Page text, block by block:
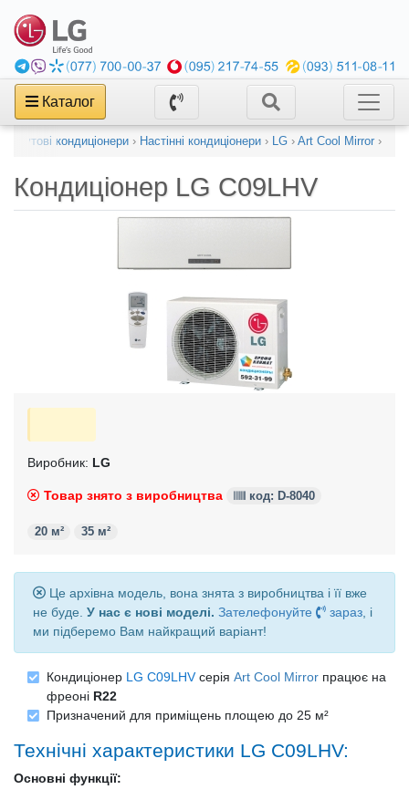
Каталог
Побутові кондиціонери › Настінні кондиціонери › LG › Art Cool Mirror ›
Кондиціонер LG C09LHV
Виробник: LG
Товар знято з виробництва код: D-8040
20 м² 35 м²
Це архівна модель, вона знята з виробництва і її вже
не буде. У нас є нові моделі. Зателефонуйте зараз , і
ми підберемо Вам найкращий варіант!
Кондиціонер LG C09LHV серія Art Cool Mirror працює на
фреоні R22
Призначений для приміщень площею до 25 м²
Технічні характеристики LG C09LHV:
Основні функції: